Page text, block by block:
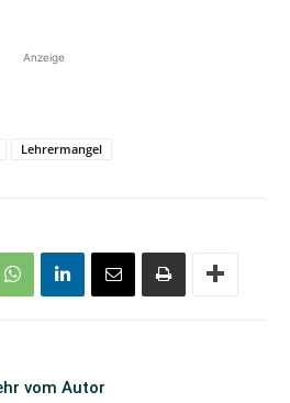
Anzeige
Lehrermangel
vom Autor